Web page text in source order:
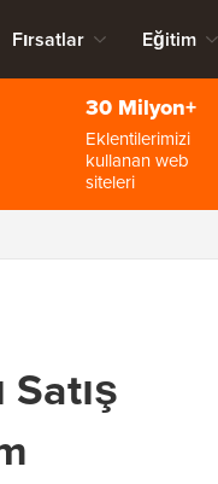
Fırsatlar Eğitim
30 Milyon+
Eklentilerimizi
kullanan web
siteleri